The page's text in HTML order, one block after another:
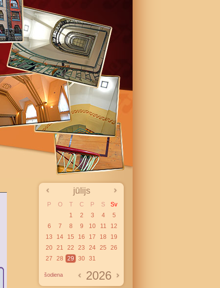
jūlijs
P O T C P S
Sv
1
2 3 4
5
6
7 8 9 10 11
12
13
14 15 16 17 18
19
20 21 22 23 24 25
26
27
28 29 30 31
šodiena 2026